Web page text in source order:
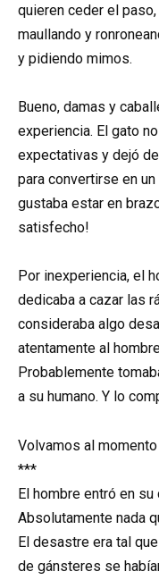
quieren ceder el
maullando y
y pidiendo mimos.
Bueno, damas y
experiencia. El gato
expectativas y dejó
para convertirse en
gustaba estar en
satisfecho!
Por inexperiencia, el
dedicaba a cazar las
consideraba algo
atentamente al
Probablemente
a su humano. Y lo
Volvamos al
***
El hombre entró en su
Absolutamente nada
El desastre era tal
de gánsteres se